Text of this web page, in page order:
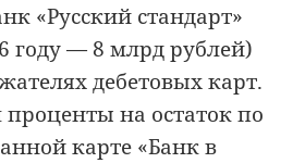
«Русский стандарт»
году — 8 млрд рублей)
дебетовых карт.
на остаток по
карте «Банк в